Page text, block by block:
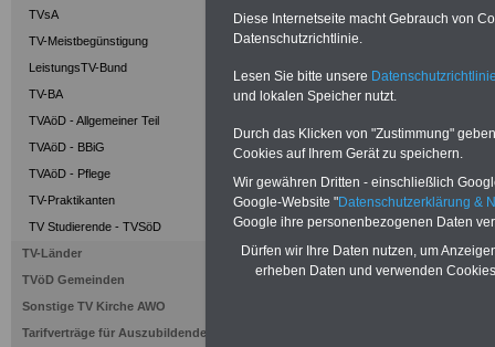
TVsA
TV-Meistbegünstigung
LeistungsTV-Bund
TV-BA
TVAöD - Allgemeiner Teil
TVAöD - BBiG
TVAöD - Pflege
TV-Praktikanten
TV Studierende - TVSöD
TV-Länder
TVöD Gemeinden
Sonstige TV Kirche AWO
Tarifverträge für Auszubildende
PDF-SERVICE
Für nur 15 Euro (inkl. MwSt.)
und Beamte sowie
ausdrucken. Der PDF-
das mindestens einmal im
Komfort: Sie können aus
direkt zur weiterführenden
mehrere OnlineBücher bzw.
Beamtinnen und Beamte mit
und Ländern,
Nebentätig-keitsrecht für
Diese Internetseite macht Gebrauch von
Datenschutzrichtlinie.
Lesen Sie bitte unsere
und lokalen Speicher nutzt.
Durch das Klicken von "Zustimmung"
Cookies auf Ihrem Gerät zu speichern.
Wir gewähren Dritten - einschließlich
Google-Website "Datenschutzerklärung &
Google ihre personenbezogenen Daten
Dürfen wir Ihre Daten nutzen, um
erheben Daten und verwenden